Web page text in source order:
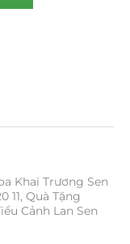
Khai Trương Sen
11, Quà Tặng
Cảnh Lan Sen